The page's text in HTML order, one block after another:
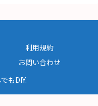
利用規約
お問い合わせ
もDIY.